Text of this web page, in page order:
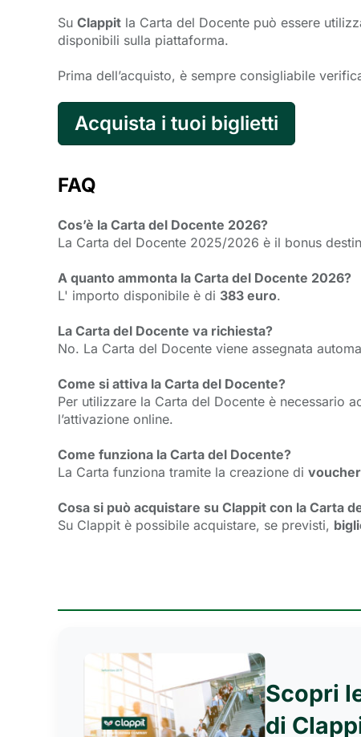
Su Clappit la Carta del Docente può essere
disponibili sulla piattaforma.
Prima dell’acquisto, è sempre consigliabile
Acquista i tuoi biglietti
FAQ
Cos’è la Carta del Docente 2026?
La Carta del Docente 2025/2026 è il bonus
A quanto ammonta la Carta del Docente 2026?
L' importo disponibile è di 383 euro.
La Carta del Docente va richiesta?
No. La Carta del Docente viene assegnata
Come si attiva la Carta del Docente?
Per utilizzare la Carta del Docente è necessario
l’attivazione online.
Come funziona la Carta del Docente?
La Carta funziona tramite la creazione di
Cosa si può acquistare su Clappit con la Carta
Su Clappit è possibile acquistare, se previsti,
Scopri
di